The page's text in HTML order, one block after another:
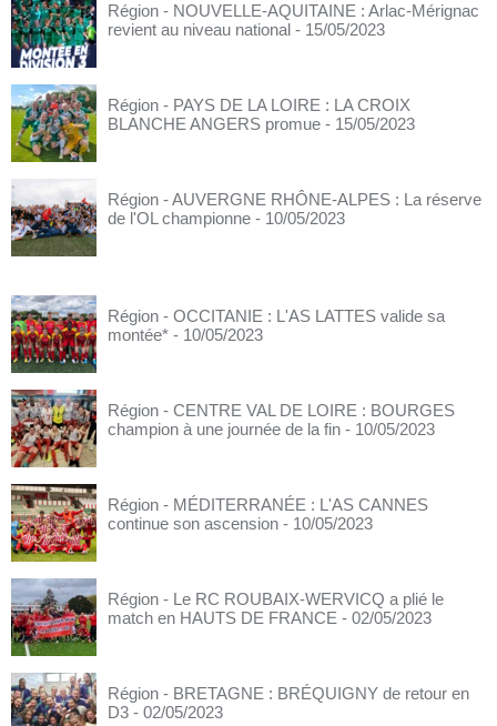
Région - NOUVELLE-AQUITAINE : Arlac-Mérignac
revient au niveau national - 15/05/2023
Région - PAYS DE LA LOIRE : LA CROIX
BLANCHE ANGERS promue - 15/05/2023
Région - AUVERGNE RHÔNE-ALPES : La réserve
de l'OL championne - 10/05/2023
Région - OCCITANIE : L'AS LATTES valide sa
montée* - 10/05/2023
Région - CENTRE VAL DE LOIRE : BOURGES
champion à une journée de la fin - 10/05/2023
Région - MÉDITERRANÉE : L'AS CANNES
continue son ascension - 10/05/2023
Région - Le RC ROUBAIX-WERVICQ a plié le
match en HAUTS DE FRANCE - 02/05/2023
Région - BRETAGNE : BRÉQUIGNY de retour en
D3 - 02/05/2023